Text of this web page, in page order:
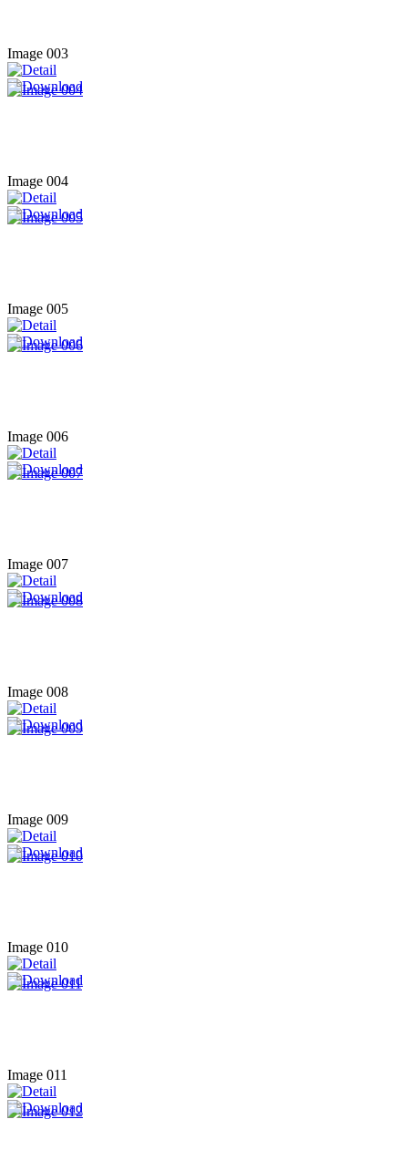
Image 003
Image 004
Image 005
Image 006
Image 007
Image 008
Image 009
Image 010
Image 011